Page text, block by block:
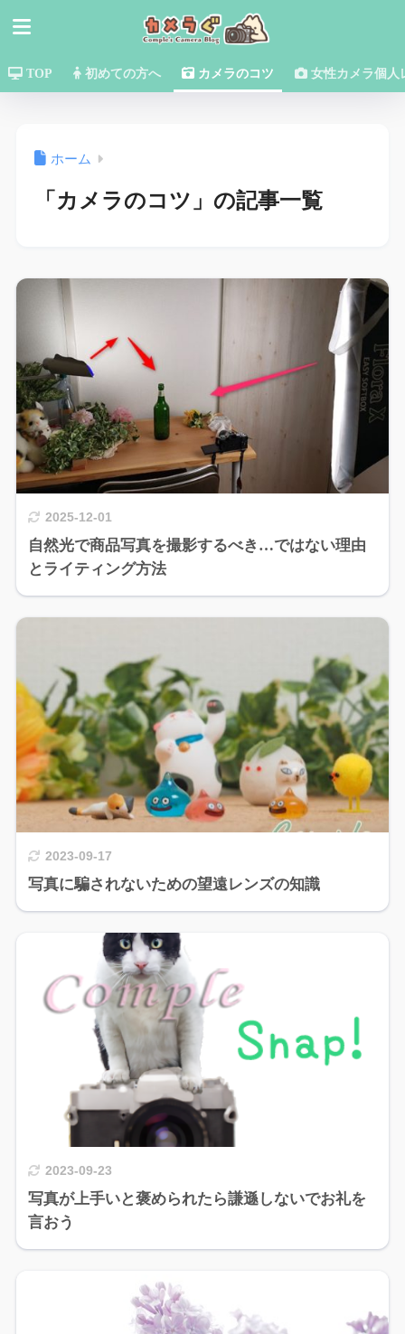
TOP 初めての方へ カメラのコツ 女性カメラ個人
ホーム
「カメラのコツ」の記事一覧
2025-12-01
自然光で商品写真を撮影するべき…ではない理由
とライティング方法
2023-09-17
写真に騙されないための望遠レンズの知識
2023-09-23
写真が上手いと褒められたら謙遜しないでお礼を
言おう